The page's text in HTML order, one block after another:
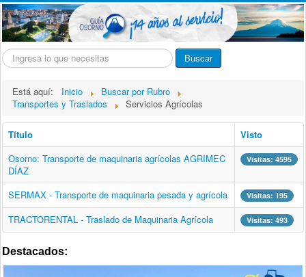
Buscar... Buscar
Está aquí: Inicio
Buscar por Rubro
Transportes y Traslados
Servicios Agrícolas
Título
Visto
Osorno: Transporte de maquinaria agrícolas AGRIMEC
DÍAZ
Visitas: 4595
SERMAX - Transporte de maquinaria pesada y agrícola Visitas: 195
TRACTORENTAL - Traslado de Maquinaria Agrícola Visitas: 493
Destacados: